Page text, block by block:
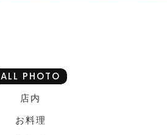
ALL PHOTO
店内
お料理